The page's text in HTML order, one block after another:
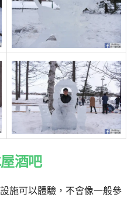
酒吧
施可以體驗，不會像一般參